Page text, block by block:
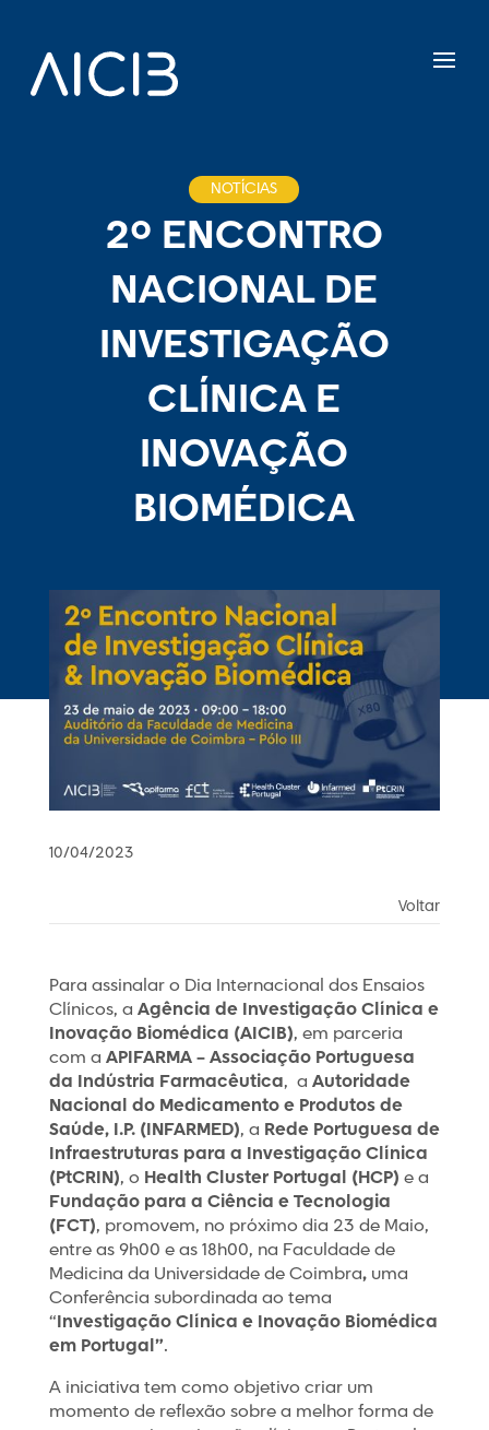
NOTÍCIAS
2º ENCONTRO
NACIONAL DE
INVESTIGAÇÃO
CLÍNICA E
INOVAÇÃO
BIOMÉDICA
10/04/2023
Voltar
Para assinalar o Dia Internacional dos Ensaios
Clínicos, a Agência de Investigação Clínica e
Inovação Biomédica (AICIB), em parceria
com a APIFARMA – Associação Portuguesa
da Indústria Farmacêutica, a Autoridade
Nacional do Medicamento e Produtos de
Saúde, I.P. (INFARMED), a Rede Portuguesa de
Infraestruturas para a Investigação Clínica
(PtCRIN), o Health Cluster Portugal (HCP) e a
Fundação para a Ciência e Tecnologia
(FCT), promovem, no próximo dia 23 de Maio,
entre as 9h00 e as 18h00, na Faculdade de
Medicina da Universidade de Coimbra,uma
Conferência subordinada ao tema
“Investigação Clínica e Inovação Biomédica
em Portugal”.
A iniciativa tem como objetivo criar um
momento de reflexão sobre a melhor forma de